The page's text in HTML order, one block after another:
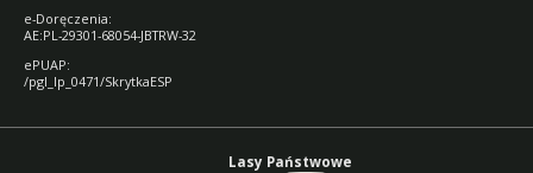
e-Doręczenia:
AE:PL-29301-68054-JBTRW-32
ePUAP:
/pgl_lp_0471/SkrytkaESP
Lasy Państwowe